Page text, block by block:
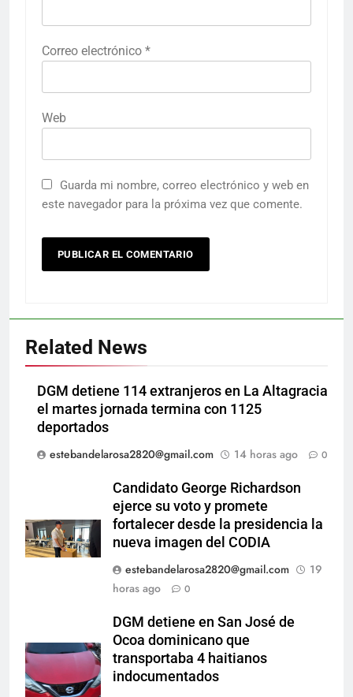
Correo electrónico *
Web
Guarda mi nombre, correo electrónico y web en
este navegador para la próxima vez que comente.
Related News
DGM detiene 114 extranjeros en La Altagracia
el martes jornada termina con 1125
deportados
estebandelarosa2820@gmail.com
14 horas ago 0
Candidato George Richardson
ejerce su voto y promete
fortalecer desde la presidencia la
nueva imagen del CODIA
estebandelarosa2820@gmail.com
19
horas ago
0
DGM detiene en San José de
Ocoa dominicano que
transportaba 4 haitianos
indocumentados